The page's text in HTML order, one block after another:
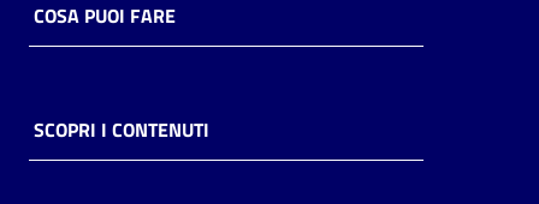
Archivio
COSA PUOI FARE
SCOPRI I CONTENUTI